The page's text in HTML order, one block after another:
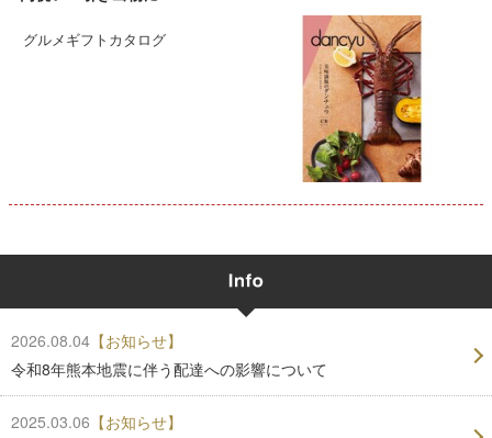
グルメギフトカタログ
2026.08.04 【お知らせ】
令和8年熊本地震に伴う配達への影響について
2025.03.06 【お知らせ】